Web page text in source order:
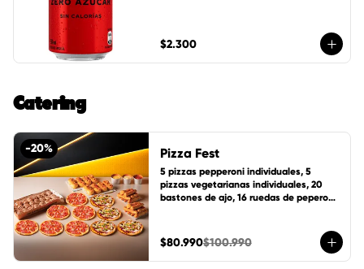
$2.300
Catering
-20% Pizza Fest
5 pizzas pepperoni individuales, 5
pizzas vegetarianas individuales, 20
bastones de ajo, 16 ruedas de peperoni,
pote mantequilla de ajo.
$80.990$100.990